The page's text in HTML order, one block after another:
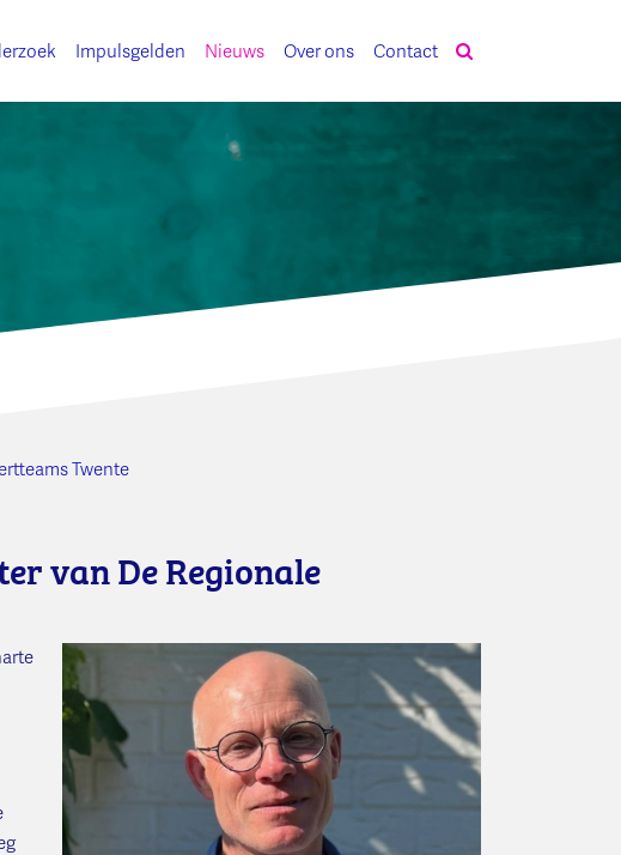
Impulsgelden Nieuws Over ons Contact
Twente
van De Regionale